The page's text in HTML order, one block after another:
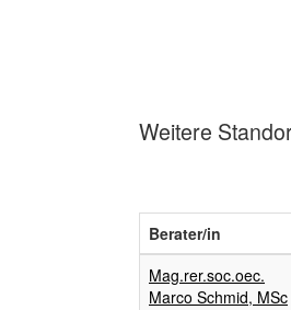
Weitere
Berater/in
Mag.rer.soc.oec.
Marco Schmid, MSc